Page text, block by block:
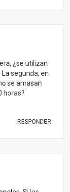
¿se utilizan
segunda, en
se amasan
horas?
RESPONDER